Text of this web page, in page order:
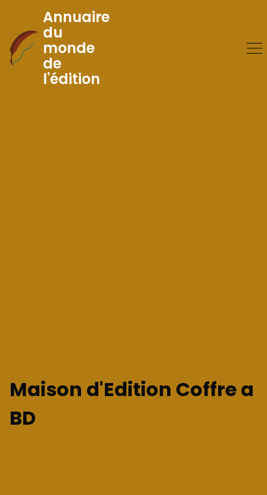
Skip
to
Content
Annuaire
du
monde
de
l'édition
Maison d'Edition Coffre a
BD